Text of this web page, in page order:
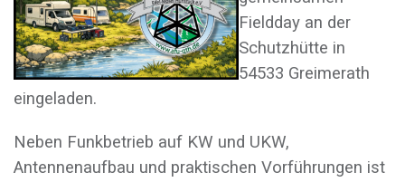
Fieldday an der
Schutzhütte in
54533 Greimerath
eingeladen.
Neben Funkbetrieb auf KW und UKW,
Antennenaufbau und praktischen Vorführungen ist